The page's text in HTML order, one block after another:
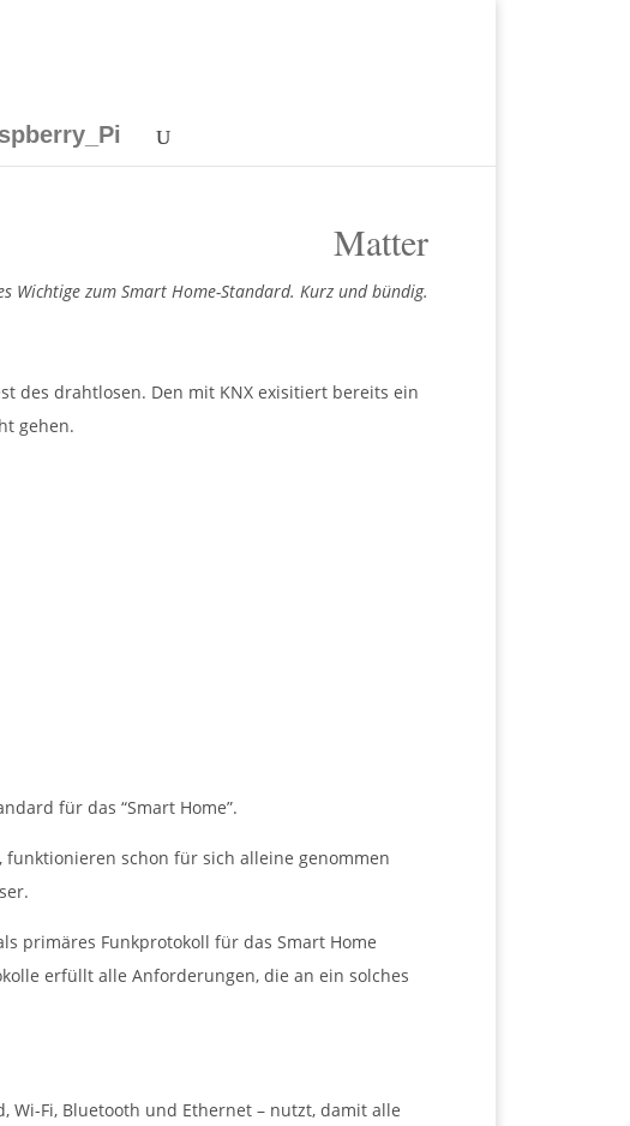
Matter
Wichtige zum Smart Home-Standard. Kurz und bündig.
des drahtlosen. Den mit KNX exisitiert bereits ein
gehen.
für das “Smart Home”.
schon für sich alleine genommen
primäres Funkprotokoll für das Smart Home
erfüllt alle Anforderungen, die an ein solches
Wi-Fi, Bluetooth und Ethernet – nutzt, damit alle